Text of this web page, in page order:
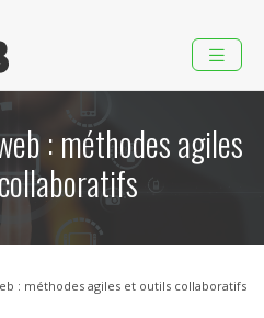
: méthodes agiles
: méthodes agiles et outils collaboratifs